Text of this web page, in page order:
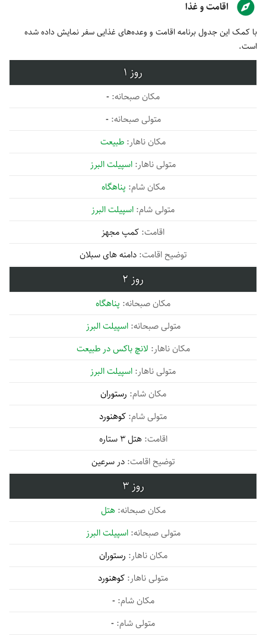
اقامت و غذا
با کمک این جدول برنامه اقامت و وعده‌های غذایی سفر نمایش داده شده
است.
1
-
-
طبیعت
اسپیلت البرز
پناهگاه
اسپیلت البرز
کمپ مجهز
دامنه های سبلان
2
پناهگاه
اسپیلت البرز
لانچ باکس در طبیعت
اسپیلت البرز
رستوران
کوهنورد
هتل 3 ستاره
در سرعین
3
هتل
اسپیلت البرز
رستوران
کوهنورد
-
-